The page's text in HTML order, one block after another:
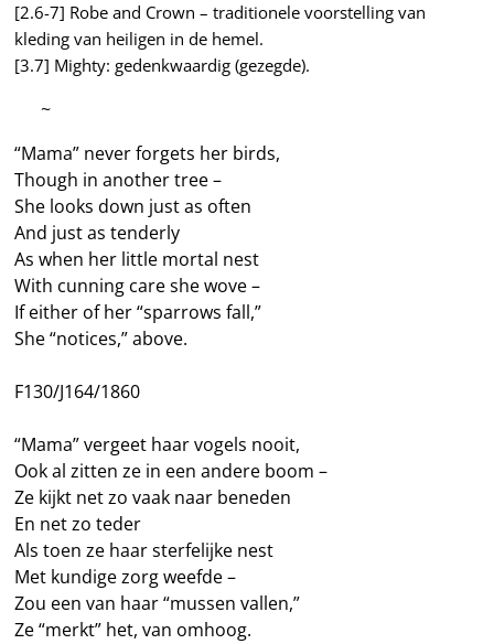
[2.6-7] Robe and Crown – traditionele voorstelling van
kleding van heiligen in de hemel.
[3.7] Mighty: gedenkwaardig (gezegde).
—–~
“Mama” never forgets her birds,
Though in another tree –
She looks down just as often
And just as tenderly
As when her little mortal nest
With cunning care she wove –
If either of her “sparrows fall,”
She “notices,” above.
F130/J164/1860
“Mama” vergeet haar vogels nooit,
Ook al zitten ze in een andere boom –
Ze kijkt net zo vaak naar beneden
En net zo teder
Als toen ze haar sterfelijke nest
Met kundige zorg weefde –
Zou een van haar “mussen vallen,”
Ze “merkt” het, van omhoog.